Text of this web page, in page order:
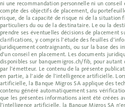
ni une recommandation personnelle ni un
compte des objectifs de placement, du
risque, de la capacité de risque ni de la situation
particuliers du ou de la destinataire. Le ou la
prendre ses éventuelles décisions de placement
clarifications, y compris l’étude des feuilles
juridiquement contraignants, ou sur la base des
d’un conseil en placement. Les documents
disponibles sur banquemigros.ch/fib, pour
par l’émetteur. Le contenu de la présente
en partie, à l’aide de l’intelligence artificielle.
artificielle, la Banque Migros SA applique des
contenu généré automatiquement sans
que les présentes informations aient été créées
l’intelligence artificielle, la Banque Migros SA